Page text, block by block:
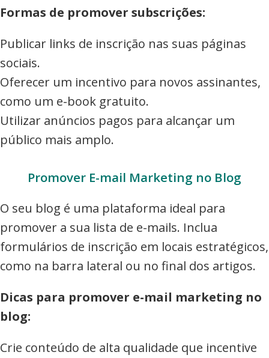
Formas de promover subscrições:
Publicar links de inscrição nas suas páginas
sociais.
Oferecer um incentivo para novos assinantes,
como um e-book gratuito.
Utilizar anúncios pagos para alcançar um
público mais amplo.
Promover E-mail Marketing no Blog
O seu blog é uma plataforma ideal para
promover a sua lista de e-mails. Inclua
formulários de inscrição em locais estratégicos,
como na barra lateral ou no final dos artigos.
Dicas para promover e-mail marketing no
blog:
Crie conteúdo de alta qualidade que incentive